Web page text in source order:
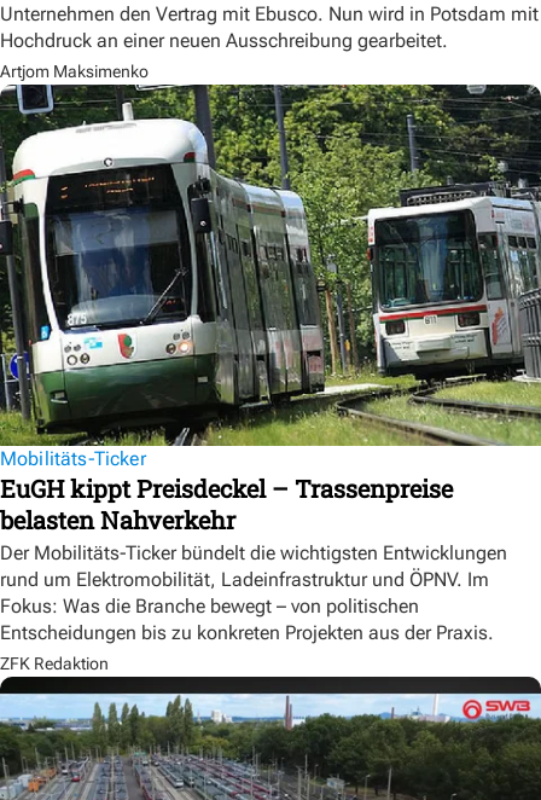
Unternehmen den Vertrag mit Ebusco. Nun wird in Potsdam mit
Hochdruck an einer neuen Ausschreibung gearbeitet.
Artjom Maksimenko
Mobilitäts-Ticker
EuGH kippt Preisdeckel – Trassenpreise
belasten Nahverkehr
Der Mobilitäts-Ticker bündelt die wichtigsten Entwicklungen
rund um Elektromobilität, Ladeinfrastruktur und ÖPNV. Im
Fokus: Was die Branche bewegt – von politischen
Entscheidungen bis zu konkreten Projekten aus der Praxis.
ZFK Redaktion